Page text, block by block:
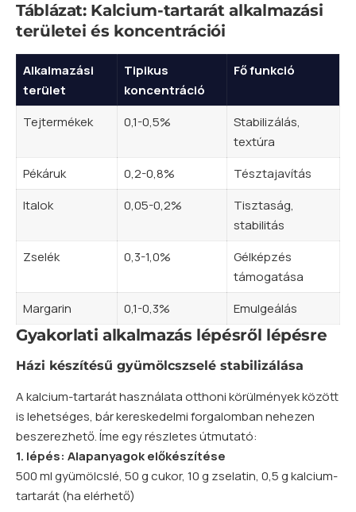
Táblázat: Kalcium-tartarát alkalmazási
területei és koncentrációi
Alkalmazási
terület
Tipikus
koncentráció
Fő funkció
Tejtermékek 0,1-0,5%
Stabilizálás,
textúra
Pékáruk
0,2-0,8%
Tésztajavítás
Italok
0,05-0,2%
Tisztaság,
stabilitás
Zselék
0,3-1,0%
Gélképzés
támogatása
Margarin
0,1-0,3% Emulgeálás
Gyakorlati alkalmazás lépésről lépésre
Házi készítésű gyümölcszselé stabilizálása
A kalcium-tartarát használata otthoni körülmények között
is lehetséges, bár kereskedelmi forgalomban nehezen
beszerezhető. Íme egy részletes útmutató:
1. lépés: Alapanyagok előkészítése
500 ml gyümölcslé, 50 g cukor, 10 g zselatin, 0,5 g kalcium-
tartarát (ha elérhető)